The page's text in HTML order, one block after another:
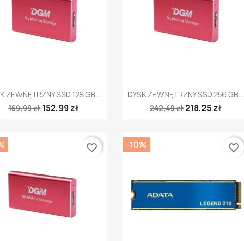
Szybki podgląd
ZEWNĘTRZNY SSD 128 GB...
169,99 zł152,99 zł
Szybki podgląd
DYSK ZEWNĘTRZNY SSD 256 GB...
242,49 zł218,25 zł
favorite_border -10% favorite_border